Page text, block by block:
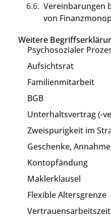
Vereinbarungen
von
Weitere
Psychosozialer
Aufsichtsrat
Familienmitarbeit
BGB
Unterhaltsvertrag (-
Zweispurigkeit im
Geschenke,
Kontopfändung
Maklerklausel
Flexible Altersgrenze
Vertrauensarbeitszeit